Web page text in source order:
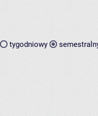
tygodniowy